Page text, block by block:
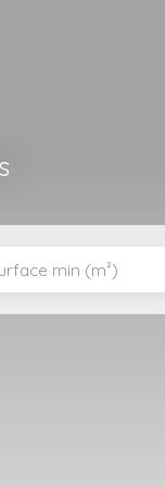
min (m²)